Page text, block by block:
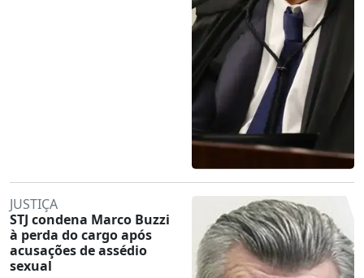
JUSTIÇA
STJ condena Marco Buzzi
à perda do cargo após
acusações de assédio
sexual